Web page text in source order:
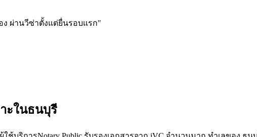
ง ผ่านวีซ่าตั้งแต่ยื่นรอบแรก"
ะในธนบุรี